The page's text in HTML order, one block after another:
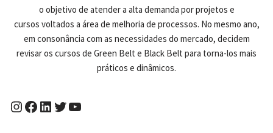
o objetivo de atender a alta demanda por projetos e
cursos voltados a área de melhoria de processos. No mesmo ano,
em consonância com as necessidades do mercado, decidem
revisar os cursos de Green Belt e Black Belt para torna-los mais
práticos e dinâmicos.